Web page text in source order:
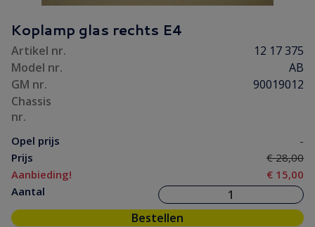
Koplamp glas rechts E4
Artikel nr.
12 17 375
Model nr.
AB
GM nr.
90019012
Chassis
nr.
Opel prijs
-
Prijs
€ 28,00
Aanbieding!
€ 15,00
Aantal
Bestellen